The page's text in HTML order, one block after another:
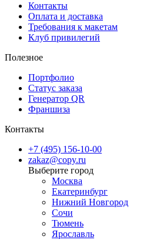
Контакты
Оплата и доставка
Требования к макетам
Клуб привилегий
Полезное
Портфолио
Статус заказа
Генератор QR
Франшиза
Контакты
+7 (495) 156-10-00
zakaz@copy.ru
Москва
Екатеринбург
Нижний Новгород
Сочи
Тюмень
Ярославль